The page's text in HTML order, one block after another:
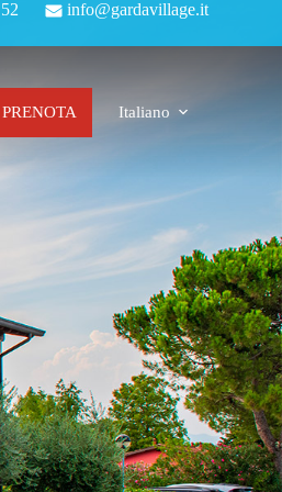
info@gardavillage.it
PRENOTA Italiano